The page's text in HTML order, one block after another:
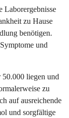
Laborergebnisse
zu Hause
benötigen.
und
liegen und
zu
auf ausreichende
und sorgfältige